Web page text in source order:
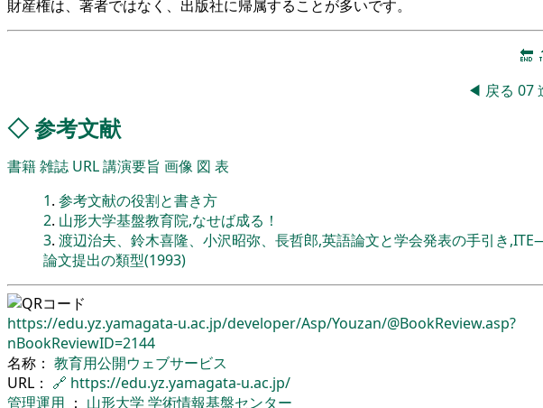
財産権は、著者ではなく、出版社に帰属することが多いです。
🔚
◀ 戻る 07
◇参考文献
書籍雑誌 URL講演要旨 画像 図 表
1. 参考文献の役割と書き方
2. 山形大学基盤教育院,なせば成る！
3. 渡辺治夫、鈴木喜隆、小沢昭弥、長哲郎,英語論文と学会発表の手引き
論文提出の類型(1993)
https://edu.yz.yamagata-u.ac.jp/developer/Asp/Youzan/@BookReview.asp?
nBookReviewID=2144
名称： 教育用公開ウェブサービス
URL： 🔗 https://edu.yz.yamagata-u.ac.jp/
管理運用 ： 山形大学 学術情報基盤センター